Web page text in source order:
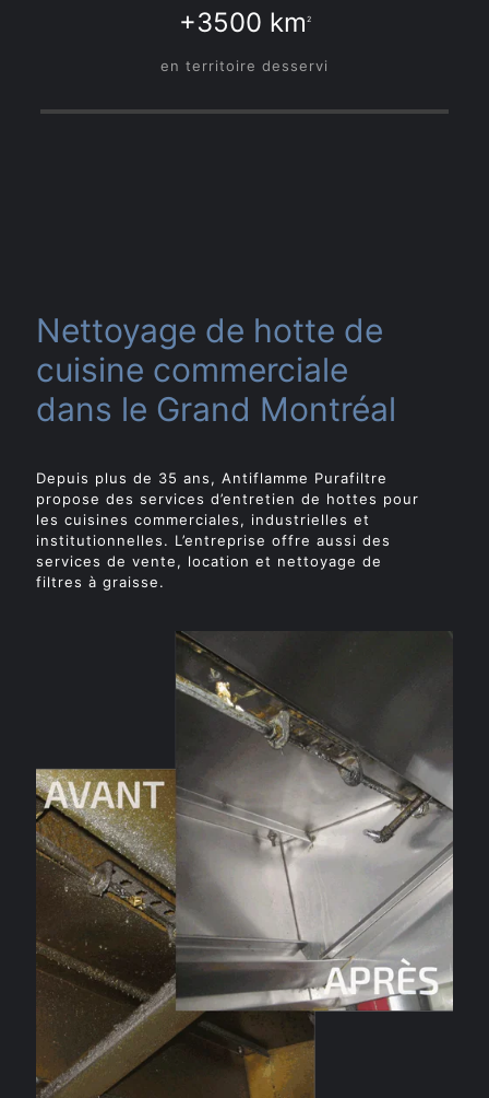
+3500 km 2
en territoire desservi
Nettoyage de hotte de
cuisine commerciale
dans le Grand Montréal
Depuis plus de 35 ans, Antiflamme Purafiltre
propose des services d’entretien de hottes pour
les cuisines commerciales, industrielles et
institutionnelles. L’entreprise offre aussi des
services de vente, location et nettoyage de
filtres à graisse.